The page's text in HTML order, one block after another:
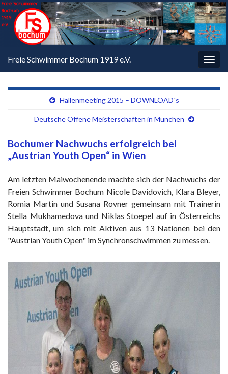
Freie Schwimmer Bochum 1919 e.V.
Hallenmeeting 2015 – DOWNLOAD´s
Deutsche Offene Meisterschaften in München
Bochumer Nachwuchs erfolgreich bei
„Austrian Youth Open“ in Wien
Am letzten Maiwochenende machte sich der Nachwuchs der
Freien Schwimmer Bochum Nicole Davidovich, Klara Bleyer,
Romia Martin und Susana Rovner gemeinsam mit Trainerin
Stella Mukhamedova und Niklas Stoepel auf in Österreichs
Hauptstadt, um sich mit Aktiven aus 13 Nationen bei den
"Austrian Youth Open" im Synchronschwimmen zu messen.